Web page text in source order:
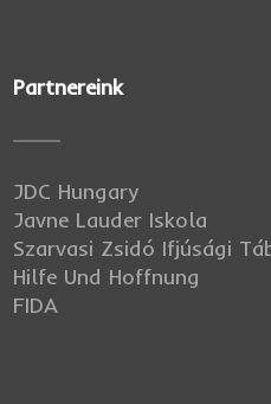
Partnereink
JDC Hungary
Javne Lauder Iskola
Szarvasi Zsidó Ifjúsági
Hilfe Und Hoffnung
FIDA